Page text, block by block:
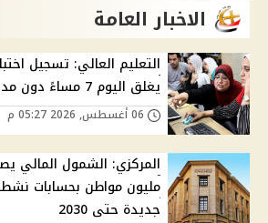
الاخبار العامة
يغلق اليوم 7 مساءً دون مد للمهلة
مليون مواطن بحسابات
جديدة حتى 2030